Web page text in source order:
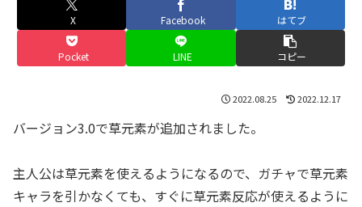
X Facebook はてブ
Pocket LINE コピー
2022.08.25 2022.12.17
バージョン3.0で草元素が追加されました。
主人公は草元素を使えるようになるので、ガチャで草元素
キャラを引かなくても、すぐに草元素反応が使えるように